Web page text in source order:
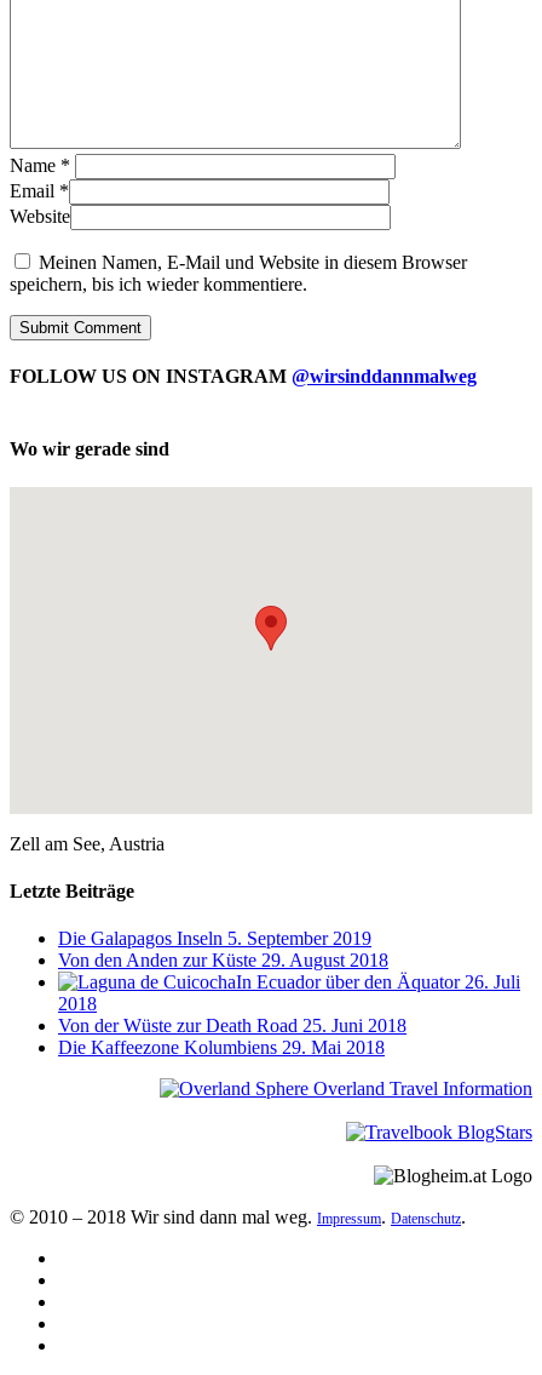
Name *
Email *
Website
Meinen Namen, E-Mail und Website in diesem Browser
speichern, bis ich wieder kommentiere.
FOLLOW US ON INSTAGRAM @wirsinddannmalweg
Wo wir gerade sind
Zell am See, Austria
Letzte Beiträge
Die Galapagos Inseln 5. September 2019
Von den Anden zur Küste 29. August 2018
In Ecuador über den Äquator 26. Juli
2018
Von der Wüste zur Death Road 25. Juni 2018
Die Kaffeezone Kolumbiens 29. Mai 2018
© 2010 – 2018 Wir sind dann mal weg. Impressum. Datenschutz.